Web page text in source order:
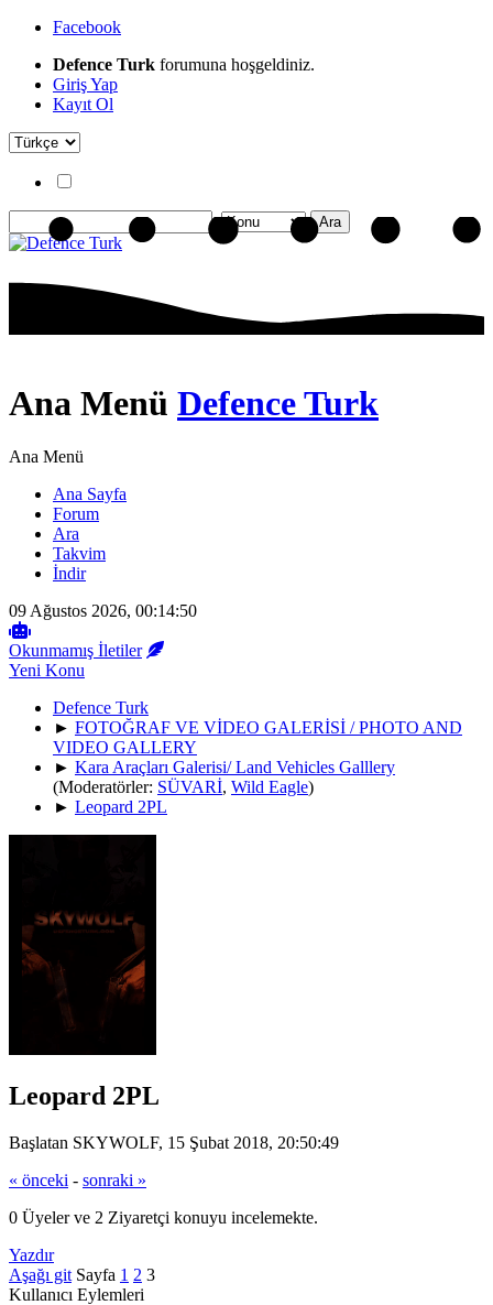
Facebook
Defence Turk forumuna hoşgeldiniz.
Giriş Yap
Kayıt Ol
Ana Menü Defence Turk
Ana Menü
Ana Sayfa
Forum
Ara
Takvim
İndir
09 Ağustos 2026, 00:14:50
Okunmamış İletiler
Yeni Konu
Defence Turk
► FOTOĞRAF VE VİDEO GALERİSİ / PHOTO AND
VIDEO GALLERY
► Kara Araçları Galerisi/ Land Vehicles Galllery
(Moderatörler: SÜVARİ, Wild Eagle)
► Leopard 2PL
Leopard 2PL
Başlatan SKYWOLF, 15 Şubat 2018, 20:50:49
« önceki - sonraki »
0 Üyeler ve 2 Ziyaretçi konuyu incelemekte.
Yazdır
Aşağı git Sayfa 1 2 3
Kullanıcı Eylemleri